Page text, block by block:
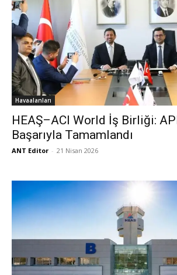
Havaalanları
HEAŞ–ACI World İş Birliği:
Başarıyla Tamamlandı
ANT Editor - 21 Nisan 2026